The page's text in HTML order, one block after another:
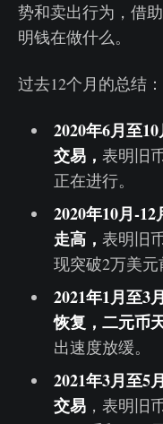
势和卖出行为，借
明钱在做什么。
过去12个月的总结：
2020年6月至
交易， 表明旧
正在进行。
2020年10月-
走高， 表明旧
现突破2万美元
2021年1月至3
恢复，二元币
出速度放缓。
2021年3月至5
交易，表明旧